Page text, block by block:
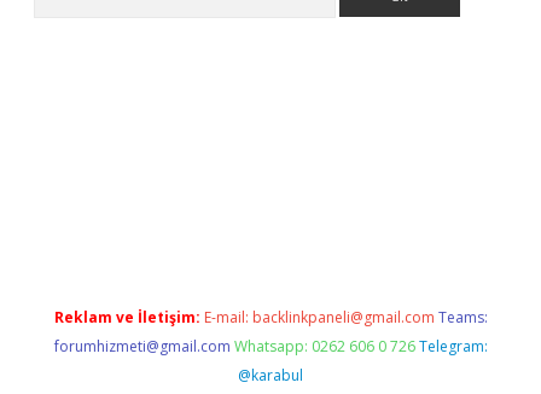
Reklam ve İletişim: E-mail: backlinkpaneli@gmail.com Teams:
forumhizmeti@gmail.com Whatsapp: 0262 606 0 726 Telegram:
@karabul